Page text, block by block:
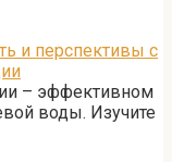
и перспективы с
– эффективном
воды. Изучите